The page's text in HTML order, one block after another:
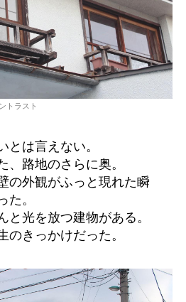
トラスト
とは言えない。
、路地のさらに奥。
の外観がふっと現れた瞬
た。
と光を放つ建物がある。
のきっかけだった。